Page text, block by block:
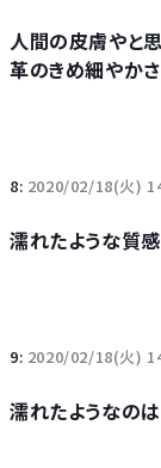
人間の皮膚やと
革のきめ細やか
8: 2020/02/18(火)
濡れたような質
9: 2020/02/18(火)
濡れたようなの